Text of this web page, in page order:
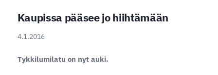
Kaupissa pääsee jo hiihtämään
4.1.2016
Tykkilumilatu on nyt auki.